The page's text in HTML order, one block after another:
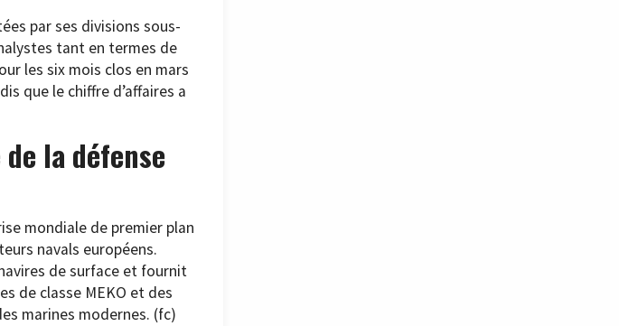
par ses divisions sous-
tant en termes de
les six mois clos en mars
que le chiffre d’affaires a
la défense
mondiale de premier plan
navals européens.
de surface et fournit
de classe MEKO et des
marines modernes. (fc)